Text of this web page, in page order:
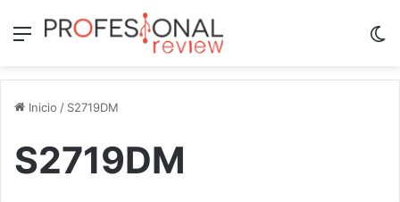
Menú
Inicio / S2719DM
S2719DM